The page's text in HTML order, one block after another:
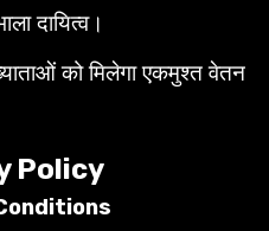
दायित्व।
को मिलेगा एकमुश्त वेतन
Policy